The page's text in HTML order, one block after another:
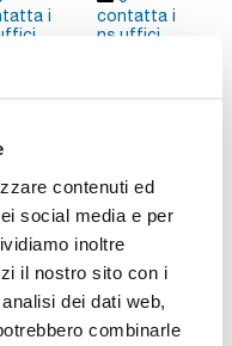
contenuti ed
social media e per
inoltre
il nostro sito con i
dei dati web,
combinarle
i
contatta i
ns.uffici
di diametro
secondo la
Agar, BPLA, BGA,